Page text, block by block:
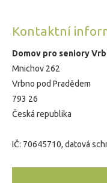
Kontaktní
Domov pro seniory
Mnichov 262
Vrbno pod Pradědem
793 26
Česká republika
IČ: 70645710, datová